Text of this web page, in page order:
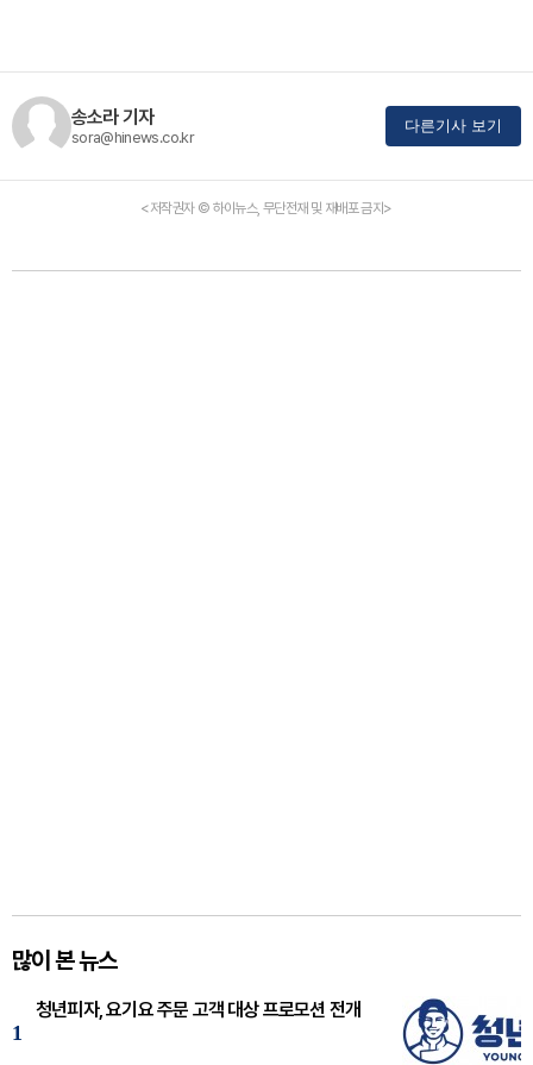
송소라 기자
sora@hinews.co.kr
다른기사 보기
<저작권자 © 하이뉴스, 무단전재 및 재배포 금지>
많이 본 뉴스
1
청년피자, 요기요 주문 고객 대상 프로모션 전개